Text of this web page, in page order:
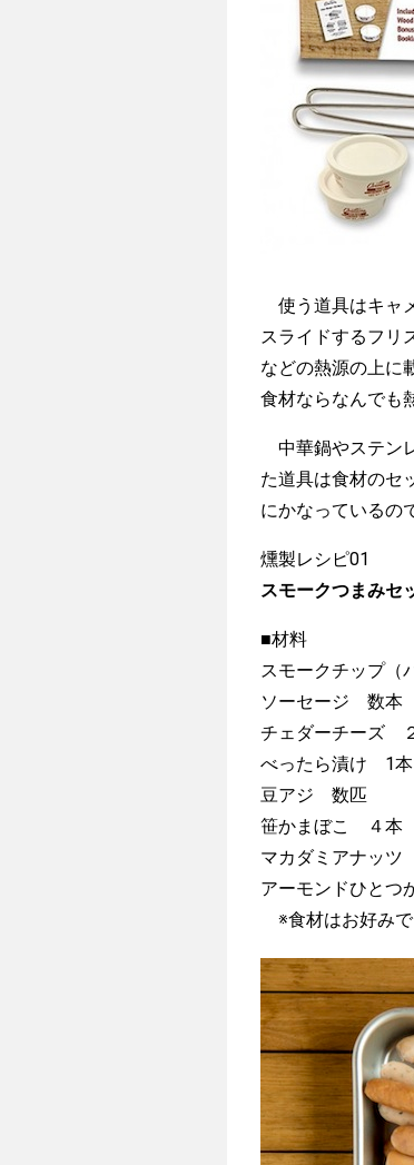
使う道具はキャ
スライドするフリ
などの熱源の上に
食材ならなんでも
中華鍋やステン
た道具は食材のセ
にかなっているの
燻製レシピ01
スモークつまみセ
■材料
スモークチップ（
ソーセージ 数本
チェダーチーズ
べったら漬け 1本
豆アジ 数匹
笹かまぼこ ４本
マカダミアナッ
アーモンドひとつ
※食材はお好み